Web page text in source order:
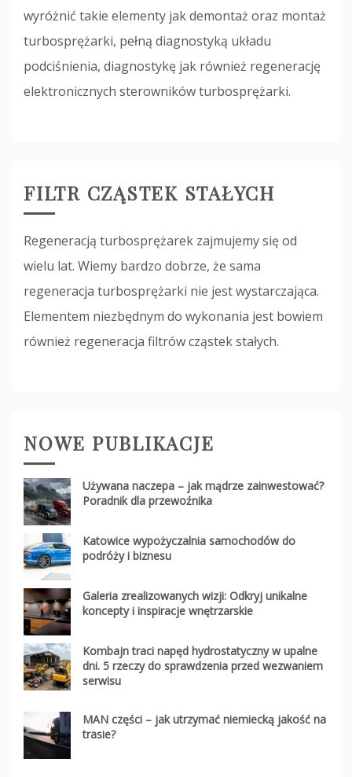
wyróżnić takie elementy jak demontaż oraz montaż
turbosprężarki, pełną diagnostyką układu
podciśnienia, diagnostykę jak również regenerację
elektronicznych sterowników turbosprężarki.
FILTR CZĄSTEK STAŁYCH
Regeneracją turbosprężarek zajmujemy się od
wielu lat. Wiemy bardzo dobrze, że sama
regeneracja turbosprężarki nie jest wystarczająca.
Elementem niezbędnym do wykonania jest bowiem
również regeneracja filtrów cząstek stałych.
NOWE PUBLIKACJE
Używana naczepa – jak mądrze zainwestować?
Poradnik dla przewoźnika
Katowice wypożyczalnia samochodów do
podróży i biznesu
Galeria zrealizowanych wizji: Odkryj unikalne
koncepty i inspiracje wnętrzarskie
Kombajn traci napęd hydrostatyczny w upalne
dni. 5 rzeczy do sprawdzenia przed wezwaniem
serwisu
MAN części – jak utrzymać niemiecką jakość na
trasie?